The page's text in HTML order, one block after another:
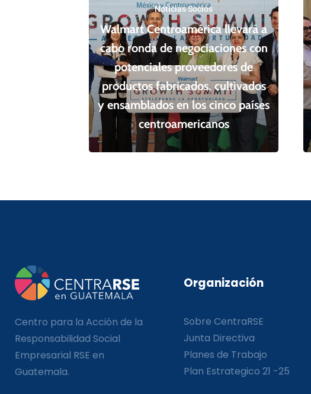
Noticias Socios
Walmart Centroamérica llevará a
cabo ronda de negociaciones con
potenciales proveedores de
productos fabricados, cultivados
y ensamblados en los cinco países
centroamericanos
Centro para la Acción de la
Responsabilidad Social
Empresarial RSE en
Guatemala.
Organización
Sobre CentraRSE
Junta Directiva
Planes de Trabajo
Plan Estrategico 21 -25